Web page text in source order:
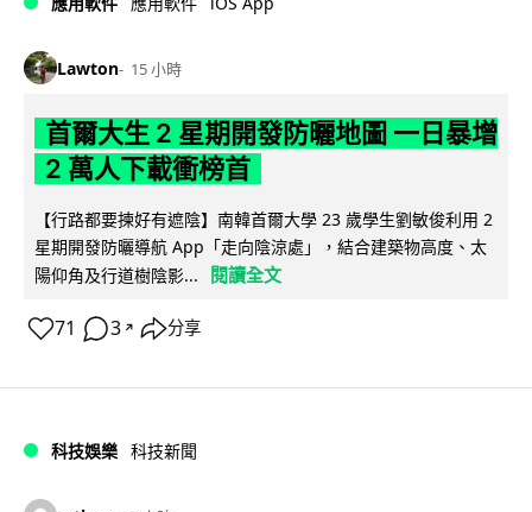
Lawton 15 小時
首爾大生 2 星期開發防曬地圖 一日暴增
2 萬人下載衝榜首
【行路都要揀好有遮陰】南韓首爾大學 23 歲學生劉敏俊利用 2
星期開發防曬導航 App「走向陰涼處」，結合建築物高度、太
陽仰角及行道樹陰影...
閱讀全文
71 3 ↗ 分享
科技娛樂 科技新聞